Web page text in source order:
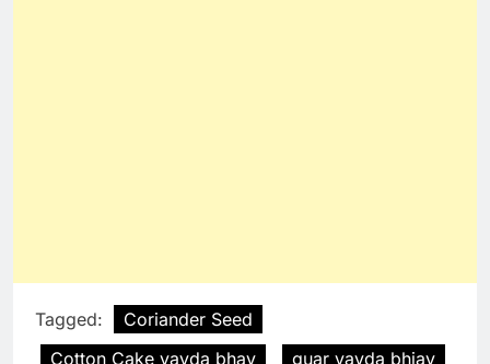
Tagged:
Coriander Seed
Cotton Cake vayda bhav
guar vayda bhjav